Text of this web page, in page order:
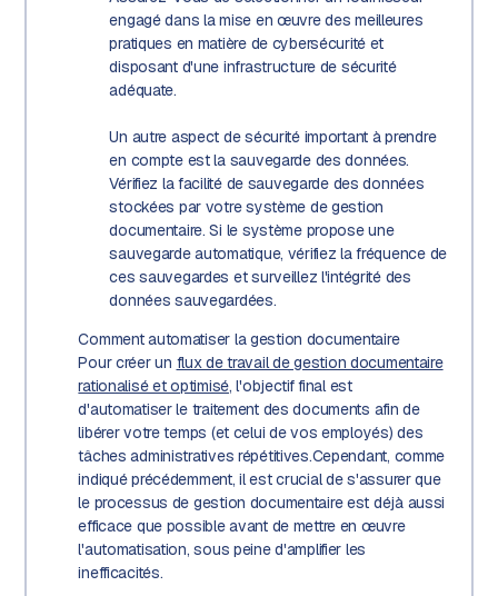
engagé dans la mise en œuvre des meilleures
pratiques en matière de cybersécurité et
disposant d'une infrastructure de sécurité
adéquate.
Un autre aspect de sécurité important à prendre
en compte est la sauvegarde des données.
Vérifiez la facilité de sauvegarde des données
stockées par votre système de gestion
documentaire. Si le système propose une
sauvegarde automatique, vérifiez la fréquence de
ces sauvegardes et surveillez l'intégrité des
données sauvegardées.
Comment automatiser la gestion documentaire
Pour créer un flux de travail de gestion documentaire
rationalisé et optimisé, l'objectif final est
d'automatiser le traitement des documents afin de
libérer votre temps (et celui de vos employés) des
tâches administratives répétitives.Cependant, comme
indiqué précédemment, il est crucial de s'assurer que
le processus de gestion documentaire est déjà aussi
efficace que possible avant de mettre en œuvre
l'automatisation, sous peine d'amplifier les
inefficacités.